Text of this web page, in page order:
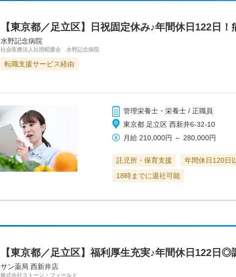
【東京都／足立区】日祝固定休み♪年間休日122日
水野記念病院
社会医療法人社団昭愛会 水野記念病院
転職支援サービス経由
管理栄養士・栄養士 / 正職員
東京都 足立区 西新井6-32-10
月給 210,000円 ～ 280,000円
託児所・保育支援 年間休日120日
18時までに退社可能
【東京都／足立区】福利厚生充実♪年間休日122日
サン薬局 西新井店
株式会社ストーン・フィールド